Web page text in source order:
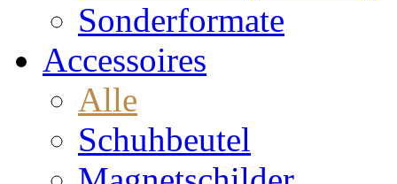
Sonderformate
Accessoires
Alle
Schuhbeutel